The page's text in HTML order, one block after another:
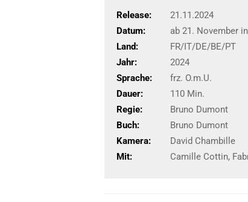
Release:
21.11.2024
Datum:
ab 21. November
Land:
FR/IT/DE/BE/PT
Jahr:
2024
Sprache:
frz. O.m.U.
Dauer:
110 Min.
Regie:
Bruno Dumont
Buch:
Bruno Dumont
Kamera:
David Chambille
Mit:
Camille Cottin,